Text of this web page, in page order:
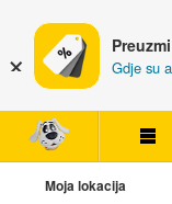
Gdje su
Moja lokacija